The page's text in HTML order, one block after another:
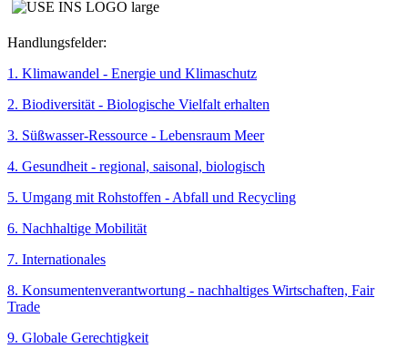
Handlungsfelder:
1. Klimawandel - Energie und Klimaschutz
2. Biodiversität - Biologische Vielfalt erhalten
3. Süßwasser-Ressource - Lebensraum Meer
4. Gesundheit - regional, saisonal, biologisch
5. Umgang mit Rohstoffen - Abfall und Recycling
6. Nachhaltige Mobilität
7. Internationales
8. Konsumentenverantwortung - nachhaltiges Wirtschaften, Fair
Trade
9. Globale Gerechtigkeit